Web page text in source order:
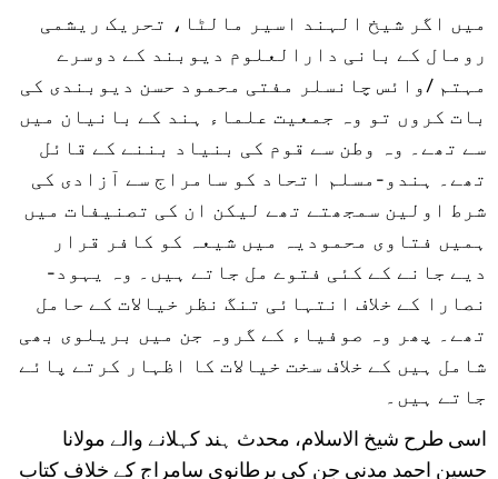
میں اگر شیخ الہند اسیر مالٹا، تحریک ریشمی
رومال کے بانی دارالعلوم دیوبند کے دوسرے
مہتم /وائس چانسلر مفتی محمود حسن دیوبندی کی
بات کروں تو وہ جمعیت علماء ہند کے بانیان میں
سے تھے۔ وہ وطن سے قوم کی بنیاد بننے کے قائل
تھے۔ ہندو-مسلم اتحاد کو سامراج سے آزادی کی
شرط اولین سمجھتے تھے لیکن ان کی تصنیفات میں
ہمیں فتاوی محمودیہ میں شیعہ کو کافر قرار
دیے جانے کے کئی فتوے مل جاتے ہیں۔ وہ یہود-
نصارا کے خلاف انتہائی تنگ نظر خیالات کے حامل
تھے۔ پھر وہ صوفیاء کے گروہ جن میں بریلوی بھی
شامل ہیں کے خلاف سخت خیالات کا اظہار کرتے پائے
جاتے ہیں۔
اسی طرح شیخ الاسلام، محدث ہند کہلانے والے مولانا
حسین احمد مدنی جن کی برطانوی سامراج کے خلاف کتاب